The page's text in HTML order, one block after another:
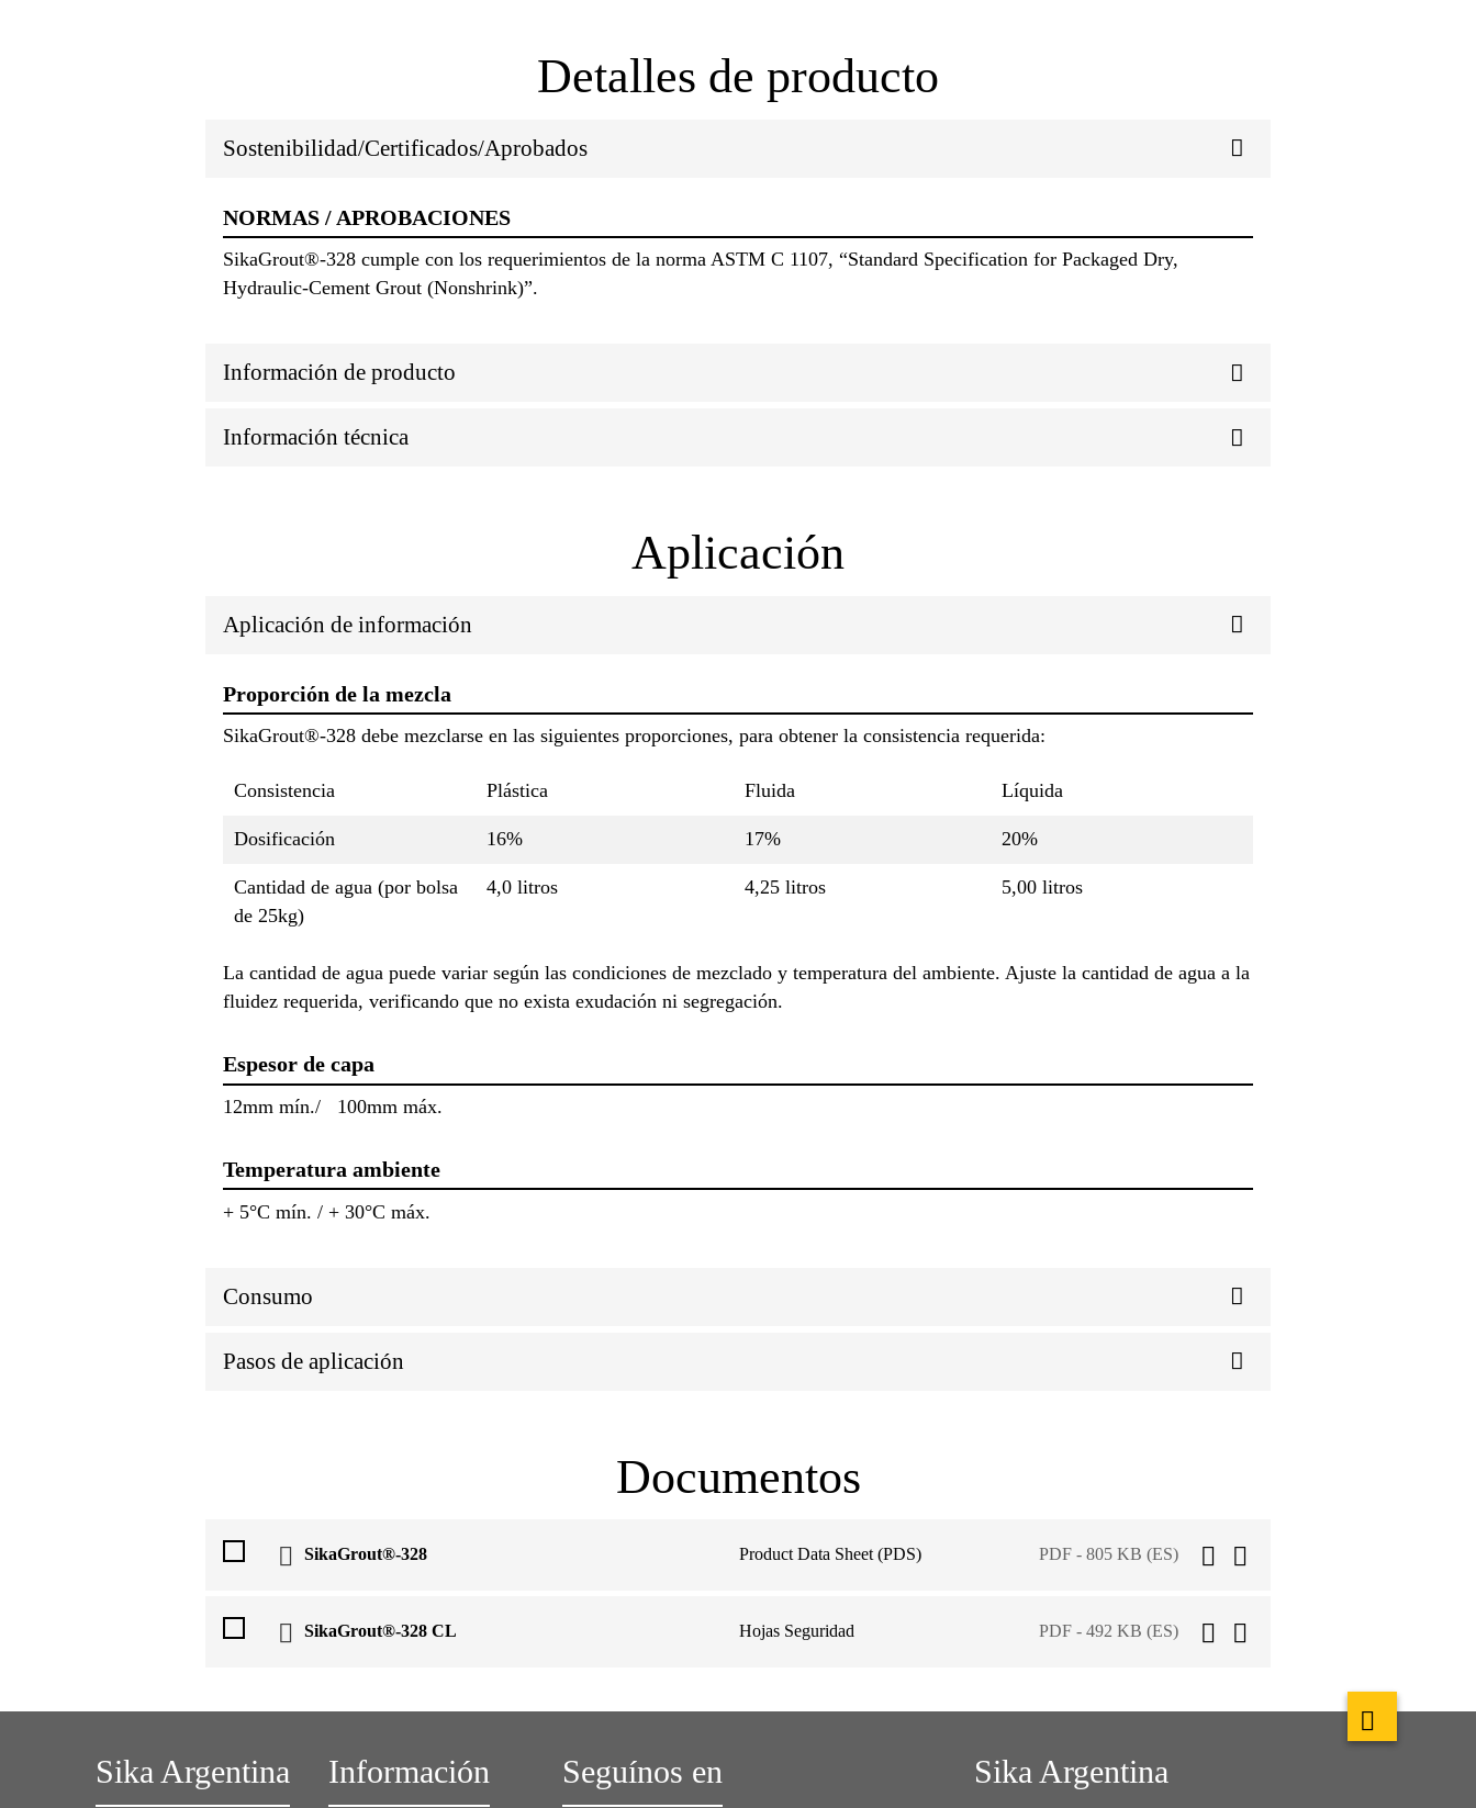
Detalles de producto
Sostenibilidad/Certificados/Aprobados
NORMAS / APROBACIONES
SikaGrout®-328 cumple con los requerimientos de la norma ASTM C 1107, “Standard Specification for Packaged Dry,
Hydraulic-Cement Grout (Nonshrink)”.
Información de producto
Información técnica
Aplicación
Aplicación de información
Proporción de la mezcla
SikaGrout®-328 debe mezclarse en las siguientes proporciones, para obtener la consistencia requerida:
Consistencia Plástica Fluida Líquida
Dosificación 16% 17% 20%
Cantidad de agua (por bolsa
de 25kg)
4,0 litros 4,25 litros 5,00 litros
La cantidad de agua puede variar según las condiciones de mezclado y temperatura del ambiente. Ajuste la cantidad de agua a la
fluidez requerida, verificando que no exista exudación ni segregación.
Espesor de capa
12mm mín./ 100mm máx.
Temperatura ambiente
+ 5°C mín. / + 30°C máx.
Consumo
Pasos de aplicación
Documentos
SikaGrout®-328 Product Data Sheet (PDS) PDF - 805 KB (ES)
SikaGrout®-328 CL Hojas Seguridad PDF - 492 KB (ES)
Sika Argentina Información Seguínos en Sika Argentina